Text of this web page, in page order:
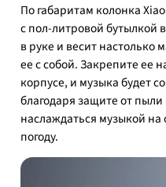
По габаритам колонка
с пол-литровой бутылкой
в руке и весит настолько
ее с собой. Закрепите ее
корпусе, и музыка будет
благодаря защите от
наслаждаться музыкой
погоду.